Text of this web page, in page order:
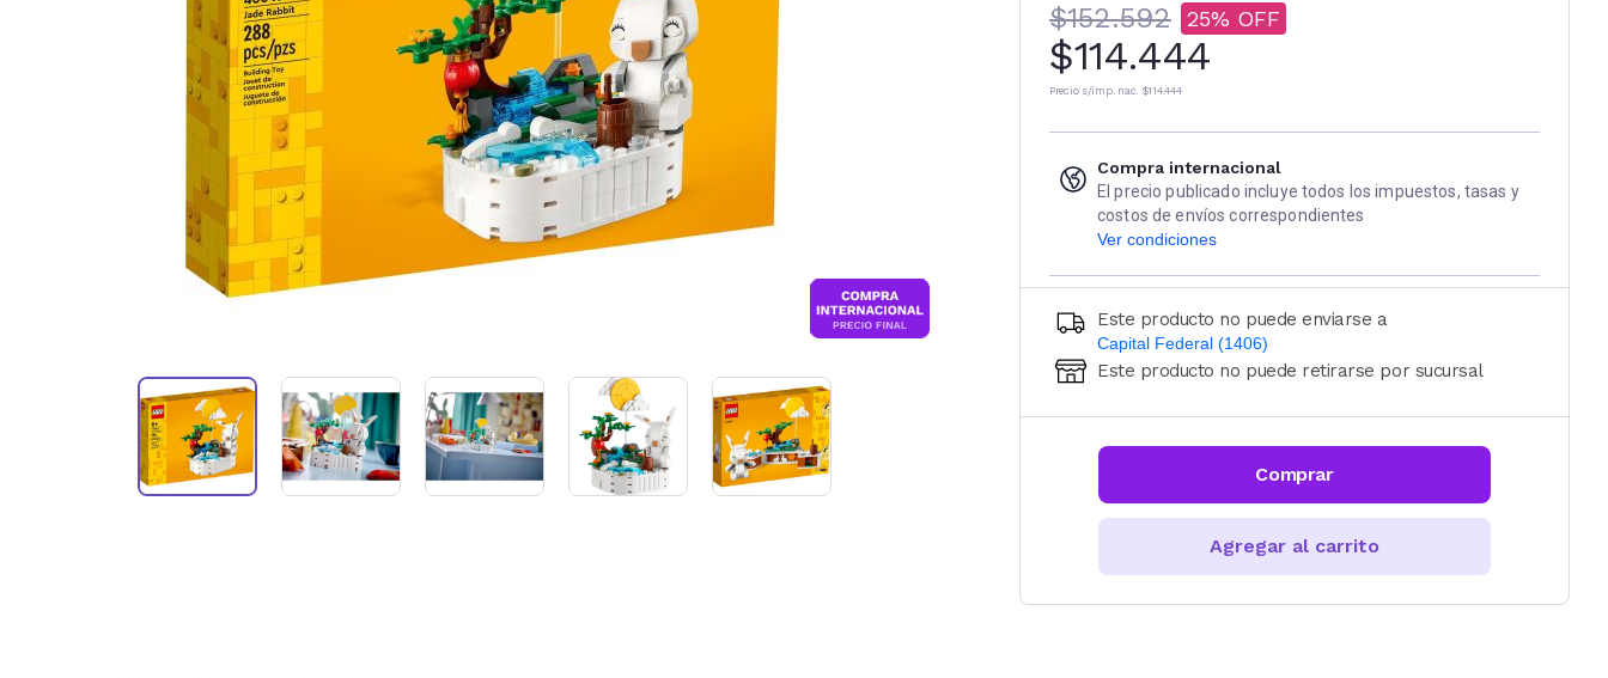
$152.592 25
$114.444
Precio s/imp. nac. $114.444
Compra internacional
El precio publicado incluye todos los impuestos, tasas y
costos de envíos correspondientes
Ver condiciones
Este producto no puede enviarse a
Capital Federal (1406)
Ingresá código postal (sólo números)
CALCULAR
Este producto no puede retirarse por sucursal
Comprar
Agregar al carrito